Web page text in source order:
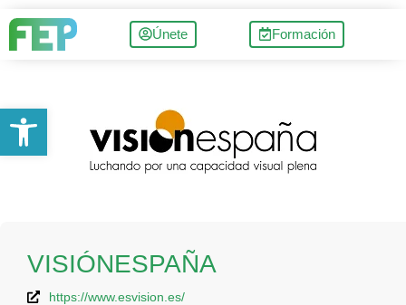
Únete Formación
VISIÓNESPAÑA
https://www.esvision.es/
Abrir barra de herramientas